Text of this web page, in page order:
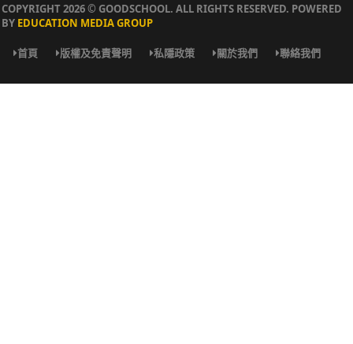
COPYRIGHT 2026 © GOODSCHOOL. ALL RIGHTS RESERVED. POWERED
BY EDUCATION MEDIA GROUP
首頁 版權及免責聲明 私隱政策 關於我們 聯絡我們